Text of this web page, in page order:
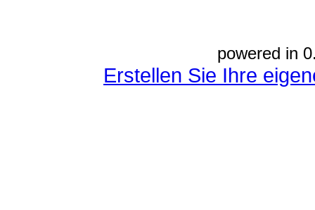
powered in
Erstellen Sie Ihre